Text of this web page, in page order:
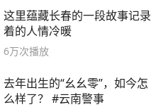
这里蕴藏长春的一段故事记录
着的人情冷暖
6万次播放
去年出生的“幺幺零”，如今怎
么样了？ #云南警事